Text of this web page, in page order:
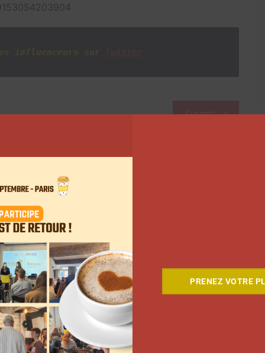
Suivant
Comment le Grand JD a
complètement réinventé son
contenu sur YouTube
PRENEZ VOTRE